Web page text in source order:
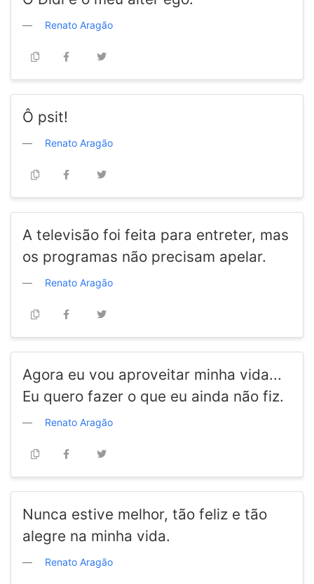
Renato Aragão
Ô psit!
Renato Aragão
A televisão foi feita para entreter, mas
os programas não precisam apelar.
Renato Aragão
Agora eu vou aproveitar minha vida...
Eu quero fazer o que eu ainda não fiz.
Renato Aragão
Nunca estive melhor, tão feliz e tão
alegre na minha vida.
Renato Aragão